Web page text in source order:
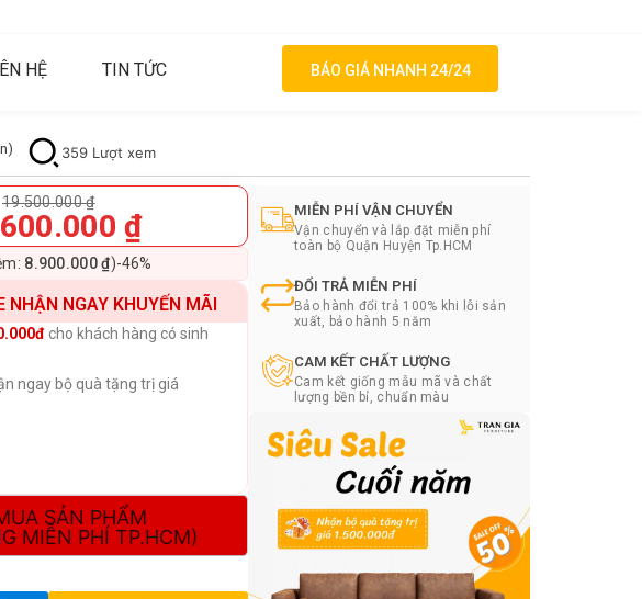
HỆ TIN TỨC BÁO GIÁ NHANH 24/24
359 Lượt xem
19.500.000₫
₫
8.900.000₫)-46%
NHẬN NGAY KHUYẾN MÃI
cho khách hàng có sinh
ngay bộ quà tặng trị giá
SẢN PHẨM
MIỄN PHÍ TP.HCM)
MIỄN PHÍ VẬN CHUYỂN
Vận chuyển và lắp đặt miễn phí
toàn bộ Quận Huyện Tp.HCM
ĐỔI TRẢ MIỄN PHÍ
Bảo hành đổi trả 100% khi lỗi sản
xuất, bảo hành 5 năm
CAM KẾT CHẤT LƯỢNG
Cam kết giống mẫu mã và chất
lượng bền bỉ, chuẩn màu